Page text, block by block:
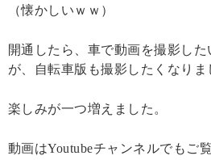
（懐かしいｗｗ）
開通したら、車で動画を撮影し
が、自転車版も撮影したくなりま
楽しみが一つ増えました。
動画はYoutubeチャンネルでもご